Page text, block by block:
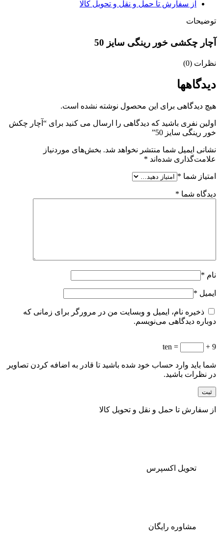
از سفارش تا حمل و نقل و تحویل کالا
توضیحات
آچار چکشی خور رینگی سایز 50
نظرات (0)
دیدگاهها
هیچ دیدگاهی برای این محصول نوشته نشده است.
اولین نفری باشید که دیدگاهی را ارسال می کنید برای “آچار چکش
خور رینگی سایز 50”
نشانی ایمیل شما منتشر نخواهد شد. بخش‌های موردنیاز
علامت‌گذاری شده‌اند *
امتیاز شما *
دیدگاه شما *
نام *
ایمیل *
ذخیره نام، ایمیل و وبسایت من در مرورگر برای زمانی که
دوباره دیدگاهی می‌نویسم.
9 +
= ten
شما باید وارد حساب خود شده باشید تا قادر به اضافه کردن تصاویر
در نظرات باشید.
از سفارش تا حمل و نقل و تحویل کالا
تحویل اکسپرس
مشاوره رایگان